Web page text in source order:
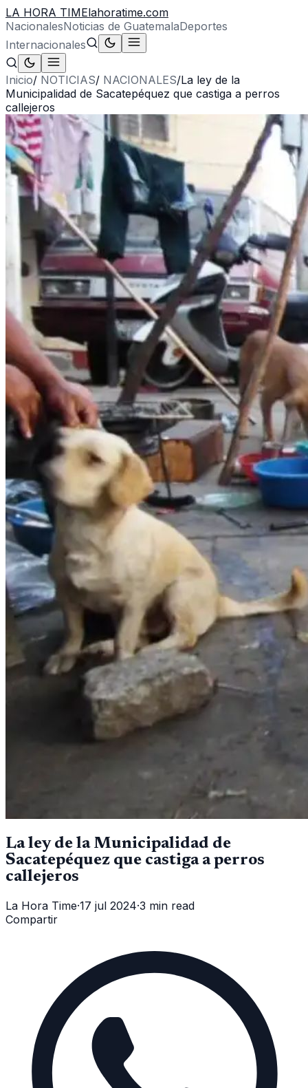
LA HORA TIMElahoratime.com
NacionalesNoticias de GuatemalaDeportes
Internacionales
Inicio/ NOTICIAS/ NACIONALES/La ley de la
Municipalidad de Sacatepéquez que castiga a perros
callejeros
La ley de la Municipalidad de
Sacatepéquez que castiga a perros
callejeros
La Hora Time·17 jul 2024·3 min read
Compartir